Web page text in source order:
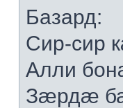
Базард:
Сир-сир
Алли
Зæрдæ